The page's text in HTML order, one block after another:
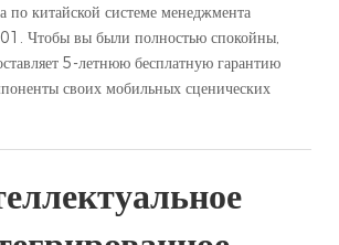
по китайской системе менеджмента
Чтобы вы были полностью спокойны,
5-летнюю бесплатную гарантию
своих мобильных сценических